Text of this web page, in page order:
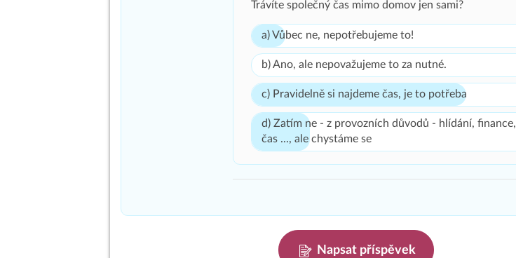
Trávíte společný čas mimo domov jen sami?
a) Vůbec ne, nepotřebujeme to!
b) Ano, ale nepovažujeme to za nutné.
c) Pravidelně si najdeme čas, je to potřeba
d) Zatím ne - z provozních důvodů - hlídání, finance,
čas ..., ale chystáme se
Napsat příspěvek